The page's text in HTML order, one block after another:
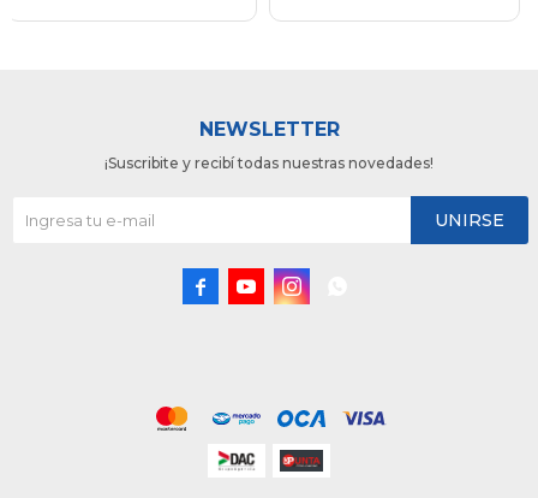
NEWSLETTER
¡Suscribite y recibí todas nuestras novedades!
UNIRSE
  